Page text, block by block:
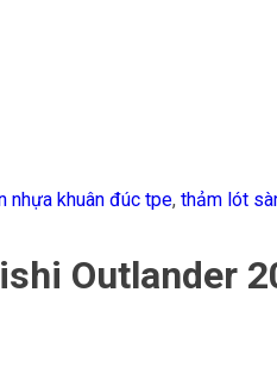
nhựa khuân đúc tpe, thảm lót
Outlander